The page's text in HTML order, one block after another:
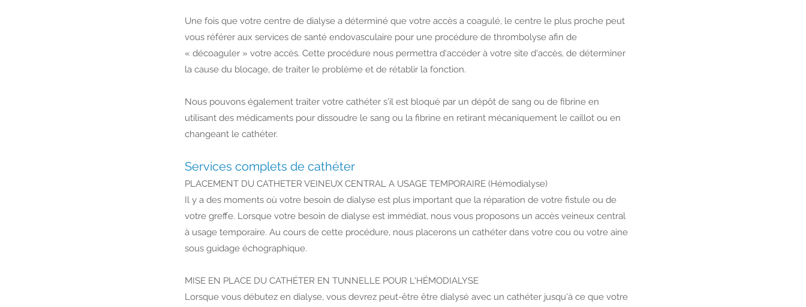
Une fois que votre centre de dialyse a déterminé que votre accès a coagulé, le centre le plus proche peut
vous référer aux services de santé endovasculaire pour une procédure de thrombolyse afin de
« décoaguler » votre accès. Cette procédure nous permettra d'accéder à votre site d'accès, de déterminer
la cause du blocage, de traiter le problème et de rétablir la fonction.
Nous pouvons également traiter votre cathéter s'il est bloqué par un dépôt de sang ou de fibrine en
utilisant des médicaments pour dissoudre le sang ou la fibrine en retirant mécaniquement le caillot ou en
changeant le cathéter.
Services complets de cathéter
PLACEMENT DU CATHETER VEINEUX CENTRAL A USAGE TEMPORAIRE (Hémodialyse)
Il y a des moments où votre besoin de dialyse est plus important que la réparation de votre fistule ou de
votre greffe. Lorsque votre besoin de dialyse est immédiat, nous vous proposons un accès veineux central
à usage temporaire. Au cours de cette procédure, nous placerons un cathéter dans votre cou ou votre aine
sous guidage échographique.
MISE EN PLACE DU CATHÉTER EN TUNNELLE POUR L'HÉMODIALYSE
Lorsque vous débutez en dialyse, vous devrez peut-être être dialysé avec un cathéter jusqu'à ce que votre